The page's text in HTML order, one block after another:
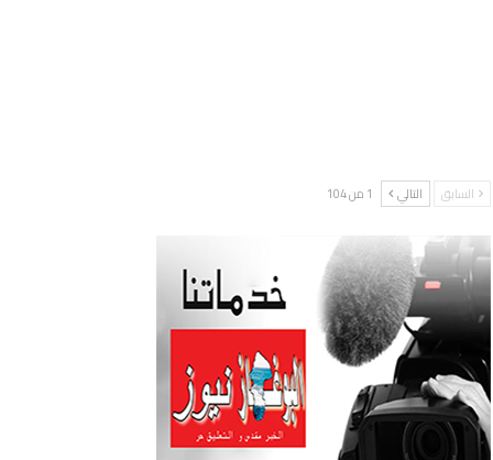
السابق التالي 1 من 104